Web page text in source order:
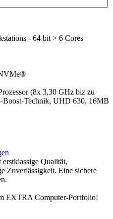
- 64 bit > 6 Cores
(8x 3,30 GHz biz zu
Technik, UHD 630, 16MB
Qualität,
Zuverlässigkeit. Eine sichere
EXTRA Computer-Portfolio!